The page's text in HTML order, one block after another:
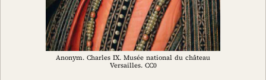
Anonym. Charles IX. Musée national du château
Versailles. CC0